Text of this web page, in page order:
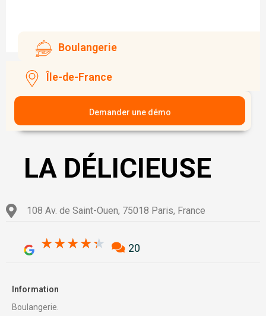
Boulangerie
Île-de-France
Demander une démo
LA DÉLICIEUSE
108 Av. de Saint-Ouen, 75018 Paris, France
★★★★★ 4.3/5
20
Information
Boulangerie.